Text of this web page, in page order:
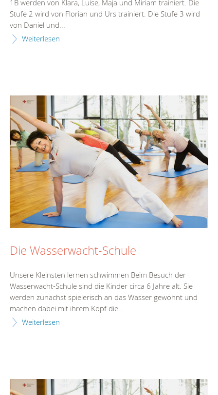
1B werden von Klara, Luise, Maja und Miriam trainiert. Die
Stufe 2 wird von Florian und Urs trainiert. Die Stufe 3 wird
von Daniel und...
Weiterlesen
Die Wasserwacht-Schule
Unsere Kleinsten lernen schwimmen Beim Besuch der
Wasserwacht-Schule sind die Kinder circa 6 Jahre alt. Sie
werden zunächst spielerisch an das Wasser gewöhnt und
machen dabei mit ihrem Kopf die...
Weiterlesen